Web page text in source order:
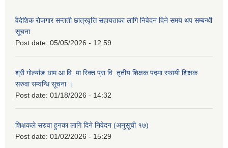
वैदेशिक रोजगार सन्तती छात्रवृत्ति सहायताका लागि निवेदन दिने समय थप सम्बन्धी
सूचना
Post date: 05/05/2026 - 12:59
श्री गोर्ल्याङ धाम आ.वि. मा रिक्त प्रा.वि. तृतीय शिक्षक पदमा स्थायी शिक्षक
सरुवा सम्वन्धि सूचना ।
Post date: 01/18/2026 - 14:32
शिक्षकले सरुवा हुनका लागि दिने निवेदन (अनुसूची १७)
Post date: 01/02/2026 - 15:29